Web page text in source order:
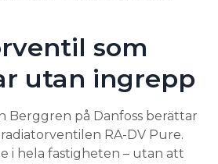
som
utan ingrepp
Berggren på Danfoss berättar
RA-DV Pure.
i hela fastigheten – utan att